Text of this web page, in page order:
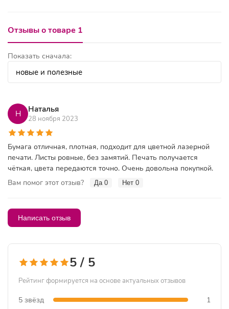
Отзывы о товаре 1
Показать сначала:
Н Наталья
28 ноября 2023
Бумага отличная, плотная, подходит для цветной лазерной
печати. Листы ровные, без замятий. Печать получается
чёткая, цвета передаются точно. Очень довольна покупкой.
Вам помог этот отзыв?
Да 0 Нет 0
Написать отзыв
5 / 5
Рейтинг формируется на основе актуальных отзывов
5 звёзд
1